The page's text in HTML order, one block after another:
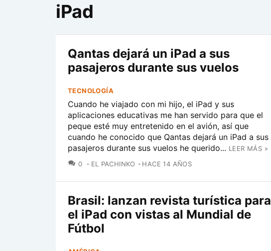
iPad
Qantas dejará un iPad a sus
pasajeros durante sus vuelos
TECNOLOGÍA
Cuando he viajado con mi hijo, el iPad y sus
aplicaciones educativas me han servido para que el
peque esté muy entretenido en el avión, así que
cuando he conocido que Qantas dejará un iPad a sus
pasajeros durante sus vuelos he querido... LEER MÁS »
0 COMENTARIOS
EL PACHINKO HACE 14 AÑOS
Brasil: lanzan revista turística para
el iPad con vistas al Mundial de
Fútbol